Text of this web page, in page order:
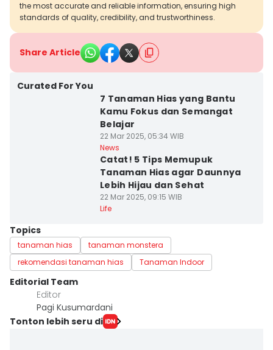
the most accurate and reliable information, ensuring high
standards of quality, credibility, and trustworthiness.
Share Article
Curated For You
7 Tanaman Hias yang Bantu
Kamu Fokus dan Semangat
Belajar
22 Mar 2025, 05:34 WIB
News
Catat! 5 Tips Memupuk
Tanaman Hias agar Daunnya
Lebih Hijau dan Sehat
22 Mar 2025, 09:15 WIB
Life
Topics
tanaman hias
tanaman monstera
rekomendasi tanaman hias
Tanaman Indoor
Editorial Team
Editor
Pagi Kusumardani
Tonton lebih seru di